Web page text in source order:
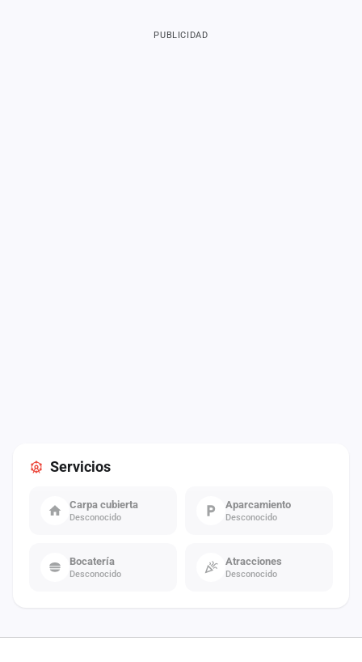
Servicios
Carpa cubierta
Desconocido
Aparcamiento
Desconocido
Bocatería
Desconocido
Atracciones
Desconocido
PUBLICIDAD